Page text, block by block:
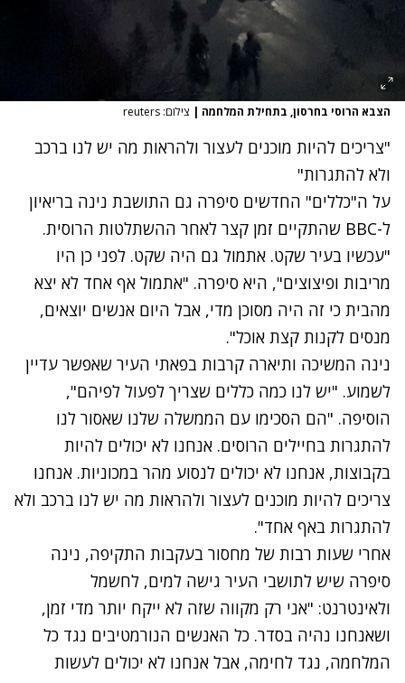
הצבא הרוסי בחרסון, בתחילת המלחמה | צילום: reuters
"צריכים להיות מוכנים לעצור ולהראות מה יש לנו ברכב
ולא להתגרות"
על ה"כללים" החדשים סיפרה גם התושבת נינה בריאיון
ל-BBC שהתקיים זמן קצר לאחר ההשתלטות הרוסית.
"עכשיו בעיר שקט. אתמול גם היה שקט. לפני כן היו
מריבות ופיצוצים", היא סיפרה. "אתמול אף אחד לא יצא
מהבית כי זה היה מסוכן מדי, אבל היום אנשים יוצאים,
מנסים לקנות קצת אוכל".
נינה המשיכה ותיארה קרבות בפאתי העיר שאפשר עדיין
לשמוע. "יש לנו כמה כללים שצריך לפעול לפיהם",
הוסיפה. "הם הסכימו עם הממשלה שלנו שאסור לנו
להתגרות בחיילים הרוסים. אנחנו לא יכולים להיות
בקבוצות, אנחנו לא יכולים לנסוע מהר במכוניות. אנחנו
צריכים להיות מוכנים לעצור ולהראות מה יש לנו ברכב ולא
להתגרות באף אחד".
אחרי שעות רבות של מחסור בעקבות התקיפה, נינה
סיפרה שיש לתושבי העיר גישה למים, לחשמל
ולאינטרנט: "אני רק מקווה שזה לא ייקח יותר מדי זמן,
ושאנחנו נהיה בסדר. כל האנשים הנורמטיבים נגד כל
המלחמה, נגד לחימה, אבל אנחנו לא יכולים לעשות